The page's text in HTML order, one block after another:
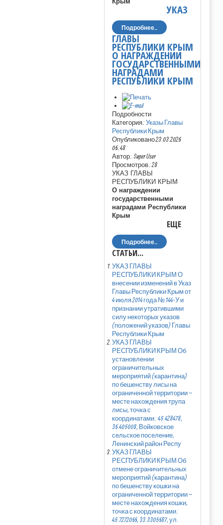
Подробнее...
УКАЗ
ГЛАВЫ
РЕСПУБЛИКИ КРЫМ
О НАГРАЖДЕНИИ
ГОСУДАРСТВЕННЫМИ
НАГРАДАМИ
РЕСПУБЛИКИ КРЫМ
Подробности
Категория: Указы Главы
Республики Крым
Опубликовано 23.03.2026
06:48
Автор: Super User
Просмотров: 28
УКАЗ ГЛАВЫ
РЕСПУБЛИКИ КРЫМ
О награждении
государственными
наградами Республики
Крым
Подробнее...
ЕЩЕ
СТАТЬИ...
УКАЗ ГЛАВЫ
РЕСПУБЛИКИ КРЫМ О
внесении изменений в Указ
Главы Республики Крым от
4 июля 2014 года № 144-У и
признании утратившими
силу некоторых указов
(положений указов) Главы
Республики Крым
УКАЗ ГЛАВЫ
РЕСПУБЛИКИ КРЫМ Об
установлении
ограничительных
мероприятий (карантина)
по бешенству лисы на
ограниченной территории –
месте нахождения трупа
лисы, точка с
координатами: 45.428478,
36.405008, Войковское
сельское поселение,
Ленинский район Респу
УКАЗ ГЛАВЫ
РЕСПУБЛИКИ КРЫМ Об
отмене ограничительных
мероприятий (карантина)
по бешенству кошки на
ограниченной территории –
месте нахождения кошки,
точка с координатами:
45.7272066, 33.3305687, ул.